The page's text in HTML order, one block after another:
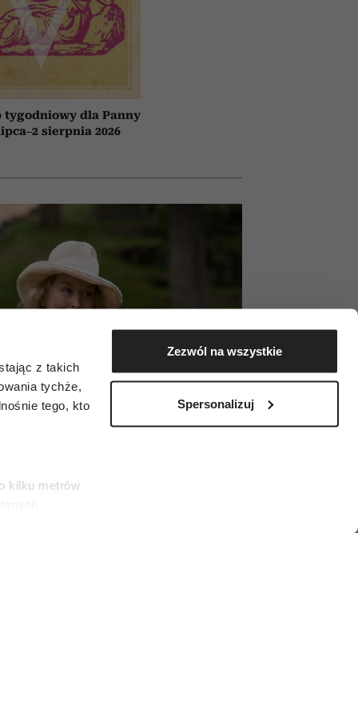
z takich
tychże,
tego, kto
kilku metrów
Zezwól na wszystkie
Spersonalizuj
tygodniowy dla Panny
sierpnia 2026